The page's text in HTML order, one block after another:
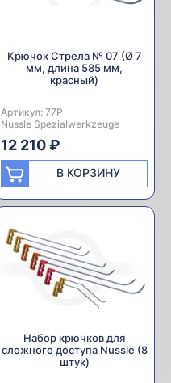
Крючок Стрела № 07 (Ø 7
мм, длина 585 мм,
красный)
Артикул: 77P
Производитель:
Nussle Spezialwerkzeuge
12 210 ₽
В КОРЗИНУ
Набор крючков для
сложного доступа Nussle (8
штук)